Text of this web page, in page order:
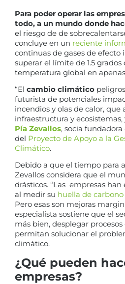
Para poder operar las
todo, a un mundo donde
el riesgo de de
concluye en un reciente
continuas de gases de efecto
superar el límite de 1.5
temperatura global en
“El cambio climático
futurista de potenciales
incendios y olas de calor, que
infraestructura y ecosistemas,
Pía Zevallos, socia fundadora
del Proyecto de Apoyo a la
Climático.
Debido a que el tiempo para
Zevallos considera que el
drásticos. “Las empresas
al medir su huella de carbono
Pero esas son mejoras
especialista sostiene que el
más bien, desplegar procesos
permitan solucionar el
climático.
¿Qué pueden
empresas?